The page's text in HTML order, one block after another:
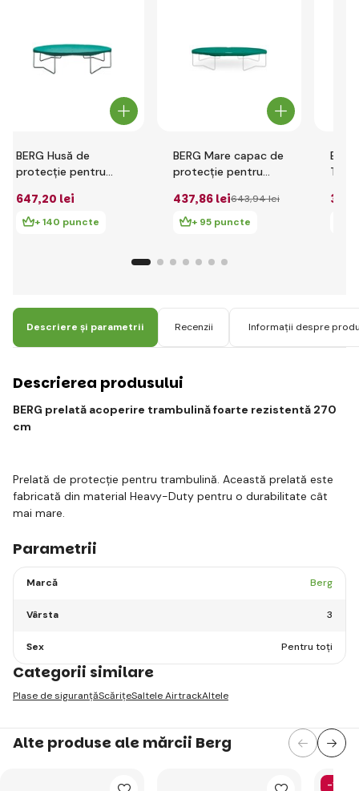
BERG Husă de
protecție pentru
rezistentă Grand
Champion
647,20 lei
+ 140 puncte
BERG Mare capac de
protecție pentru
350 cm - verde
437,86 lei643,94 lei
+ 95 puncte
-
352
Descriere și parametrii Recenzii Informații despre
Descrierea produsului
BERG prelată acoperire trambulină foarte rezistentă 270
cm
Prelată de protecție pentru trambulină. Această prelată este
fabricată din material Heavy-Duty pentru o durabilitate cât
mai mare.
Parametrii
Marcă Berg
Vârsta 3
Sex Pentru toți
Categorii similare
Plase de siguranțăScărițeSaltele AirtrackAltele
Alte produse ale mărcii Berg
-13%